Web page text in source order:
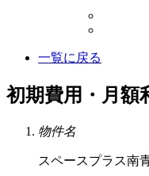
一覧に戻る
初期費用・月額
物件名
スペースプラス南